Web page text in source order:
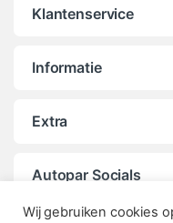
Klantenservice
Informatie
Extra
Autopar Socials
Wij gebruiken cookies